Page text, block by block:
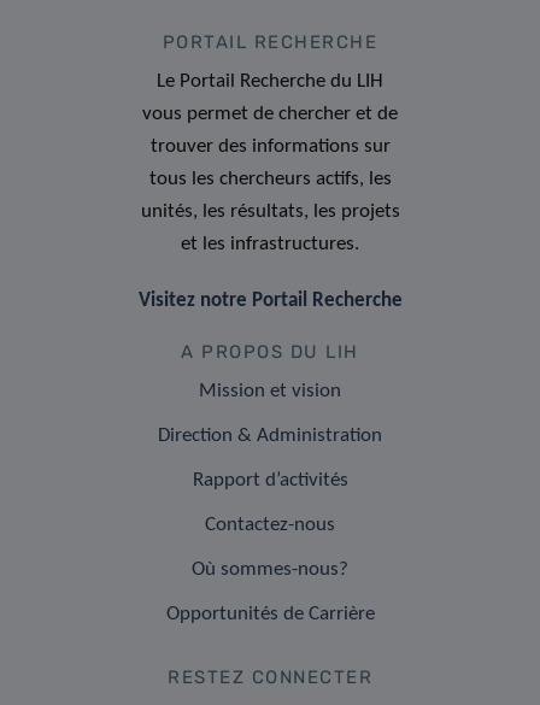
PORTAIL RECHERCHE
Le Portail Recherche du LIH
vous permet de chercher et de
trouver des informations sur
tous les chercheurs actifs, les
unités, les résultats, les projets
et les infrastructures.
Visitez notre Portail Recherche
A PROPOS DU LIH
Mission et vision
Direction & Administration
Rapport d’activités
Contactez-nous
Où sommes-nous?
Opportunités de Carrière
RESTEZ CONNECTER